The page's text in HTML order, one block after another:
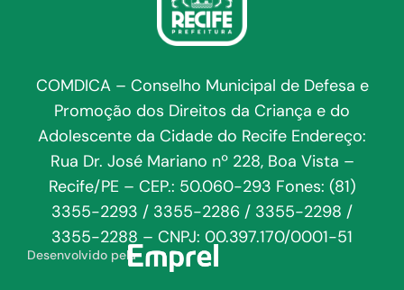
COMDICA – Conselho Municipal de Defesa e
Promoção dos Direitos da Criança e do
Adolescente da Cidade do Recife Endereço:
Rua Dr. José Mariano nº 228, Boa Vista –
Recife/PE – CEP.: 50.060-293 Fones: (81)
3355-2293 / 3355-2286 / 3355-2298 /
3355-2288 – CNPJ: 00.397.170/0001-51
Desenvolvido pela